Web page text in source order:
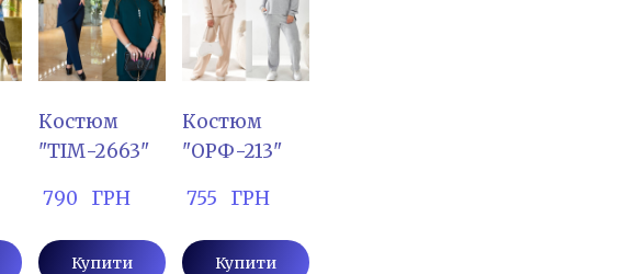
Костюм
"ТІМ-2663"
790   ГРН
Купити
Костюм
"ОРФ-213"
755   ГРН
Купити